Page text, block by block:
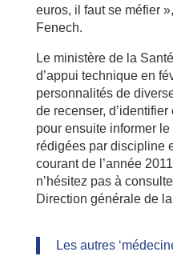
euros, il faut se méfier
Fenech.
Le ministère de la
d’appui technique en
personnalités de
de recenser,
pour ensuite informer
rédigées par discipline
courant de l’année
n’hésitez pas à
Direction générale de
Les autres